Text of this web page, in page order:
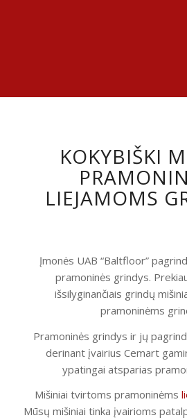
KOKYBIŠKI
LIEJAMOMS
Įmonės UAB “Baltfloor”
pramoninės grindys.
išsilyginančiais grindų
pramoninėms
Pramoninės grindys ir jų
derinant įvairius Cemart
ypatingai atsparias
Mišiniai tvirtoms pramoninėms
Mūsų mišiniai tinka įvairioms